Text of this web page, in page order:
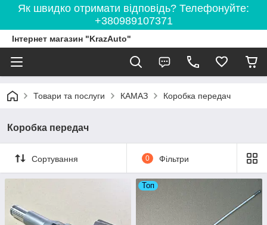
Як швидко отримати відповідь? Телефонуйте:
+380989107371
Інтернет магазин "KrazAuto"
Товари та послуги КАМАЗ Коробка передач
Коробка передач
Сортування 0 Фільтри
Топ